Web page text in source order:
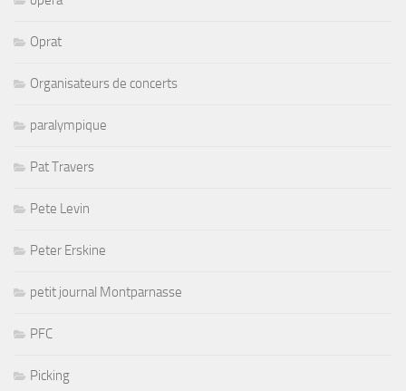
Oprat
Organisateurs de concerts
paralympique
Pat Travers
Pete Levin
Peter Erskine
petit journal Montparnasse
PFC
Picking